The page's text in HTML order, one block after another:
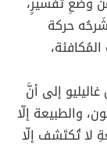
حركة
إلى أنَّ
والطبيعة إلّا
لا تُكتَشف إلّا